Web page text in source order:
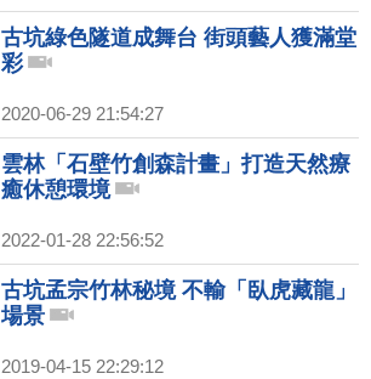
古坑綠色隧道成舞台 街頭藝人獲滿堂
彩
2020-06-29 21:54:27
雲林「石壁竹創森計畫」打造天然療
癒休憩環境
2022-01-28 22:56:52
古坑孟宗竹林秘境 不輸「臥虎藏龍」
場景
2019-04-15 22:29:12